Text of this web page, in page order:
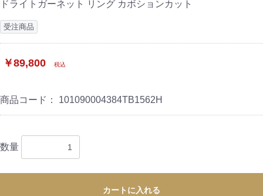
ドライトガーネット リング カボションカット
受注商品
￥89,800 税込
商品コード： 101090004384TB1562H
数量
カートに入れる